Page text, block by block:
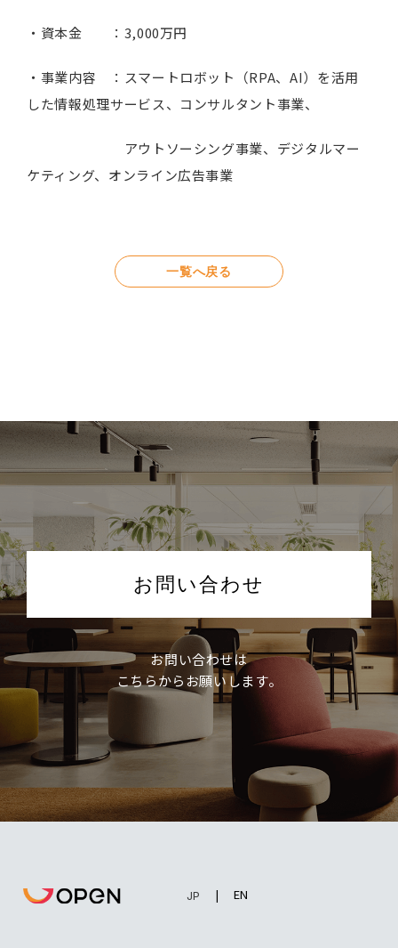
・資本金 ：3,000万円
・事業内容 ：スマートロボット（RPA、AI）を活用
した情報処理サービス、コンサルタント事業、
アウトソーシング事業、デジタルマー
ケティング、オンライン広告事業
一覧へ戻る
お問い合わせ
お問い合わせは
こちらからお願いします。
EN
JP